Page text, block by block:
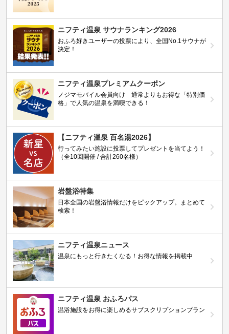
ニフティ温泉 サウナランキング2026
おふろ好きユーザーの投票により、全国No.1サウナが
決定！
ニフティ温泉プレミアムクーポン
ノジマモバイル会員向け 通常よりもお得な「特別価
格」で人気の温泉を満喫できる！
【ニフティ温泉 百名湯2026】
行ってみたい施設に投票してプレゼントを当てよう！
（全10回開催 / 合計260名様）
岩盤浴特集
日本全国の岩盤浴情報だけをピックアップ。まとめて
検索！
ニフティ温泉ニュース
温泉にもっと行きたくなる！お得な情報を掲載中
ニフティ温泉 おふろパス
温浴施設をお得に楽しめるサブスクリプションプラン